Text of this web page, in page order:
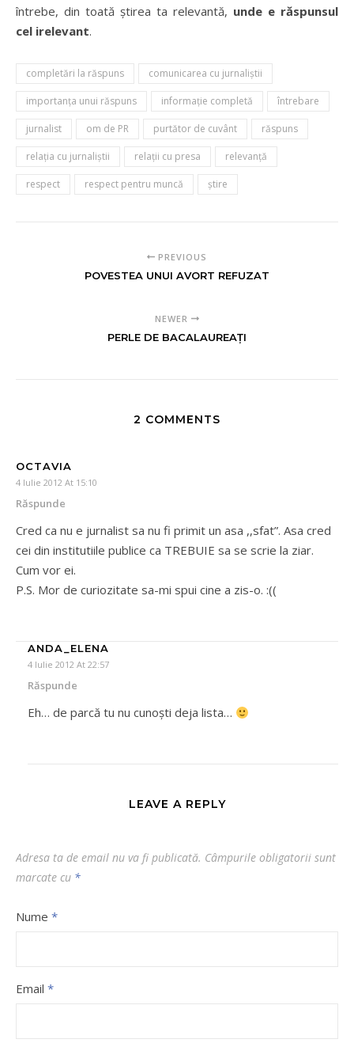
întrebe, din toată știrea ta relevantă, unde e răspunsul
cel irelevant.
completări la răspuns comunicarea cu jurnaliştii
importanţa unui răspuns informaţie completă întrebare
jurnalist om de PR purtător de cuvânt răspuns
relaţia cu jurnaliştii relaţii cu presa relevanţă
respect respect pentru muncă ştire
PREVIOUS
POVESTEA UNUI AVORT REFUZAT
NEWER
PERLE DE BACALAUREAŢI
2 COMMENTS
OCTAVIA
4 Iulie 2012 At 15:10
Răspunde
Cred ca nu e jurnalist sa nu fi primit un asa ,,sfat”. Asa cred
cei din institutiile publice ca TREBUIE sa se scrie la ziar.
Cum vor ei.
P.S. Mor de curiozitate sa-mi spui cine a zis-o. :((
ANDA_ELENA
4 Iulie 2012 At 22:57
Răspunde
Eh… de parcă tu nu cunoști deja lista…
LEAVE A REPLY
Adresa ta de email nu va fi publicată. Câmpurile obligatorii sunt
marcate cu *
Nume *
Email *